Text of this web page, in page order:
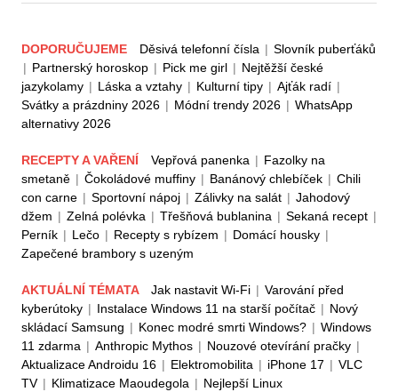
DOPORUČUJEME Děsivá telefonní čísla | Slovník puberťáků
| Partnerský horoskop | Pick me girl | Nejtěžší české
jazykolamy | Láska a vztahy | Kulturní tipy | Ajťák radí |
Svátky a prázdniny 2026 | Módní trendy 2026 | WhatsApp
alternativy 2026
RECEPTY A VAŘENÍ Vepřová panenka | Fazolky na
smetaně | Čokoládové muffiny | Banánový chlebíček | Chili
con carne | Sportovní nápoj | Zálivky na salát | Jahodový
džem | Zelná polévka | Třešňová bublanina | Sekaná recept |
Perník | Lečo | Recepty s rybízem | Domácí housky |
Zapečené brambory s uzeným
AKTUÁLNÍ TÉMATA Jak nastavit Wi-Fi | Varování před
kyberútoky | Instalace Windows 11 na starší počítač | Nový
skládací Samsung | Konec modré smrti Windows? | Windows
11 zdarma | Anthropic Mythos | Nouzové otevírání pračky |
Aktualizace Androidu 16 | Elektromobilita | iPhone 17 | VLC
TV | Klimatizace Maoudegola | Nejlepší Linux